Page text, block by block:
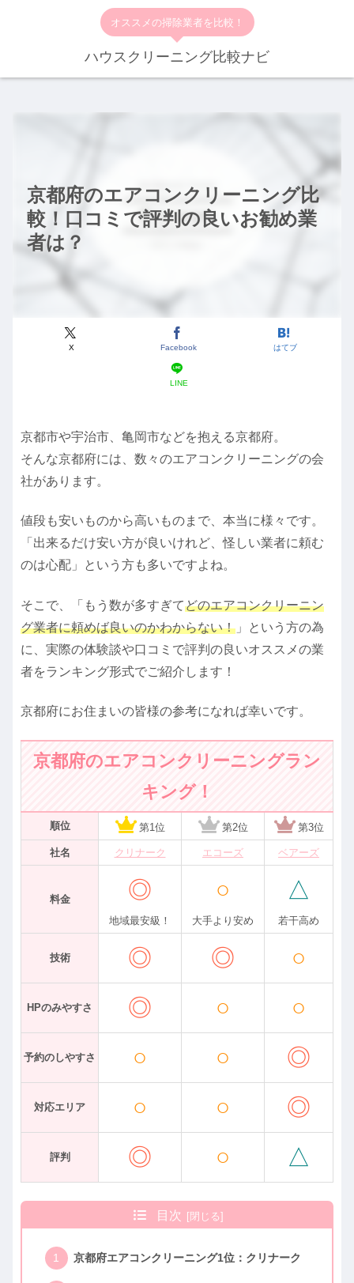
オススメの掃除業者を比較！
ハウスクリーニング比較ナビ
京都府のエアコンクリーニング比
較！口コミで評判の良いお勧め業
者は？
X Facebook はてブ
LINE
京都市や宇治市、亀岡市などを抱える京都府。
そんな京都府には、数々のエアコンクリーニングの会
社があります。
値段も安いものから高いものまで、本当に様々です。
「出来るだけ安い方が良いけれど、怪しい業者に頼む
のは心配」という方も多いですよね。
そこで、「もう数が多すぎてどのエアコンクリーニン
グ業者に頼めば良いのかわからない！ 」という方の為
に、実際の体験談や口コミで評判の良いオススメの業
者をランキング形式でご紹介します！
京都府にお住まいの皆様の参考になれば幸いです。
京都府のエアコンクリーニングラン
キング！
順位 第1位 第2位 第3位
社名 クリナーク エコーズ ベアーズ
料金 ◎
地域最安級！
○
大手より安め
△
若干高め
技術 ◎ ◎ ○
HPのみやすさ ◎ ○ ○
予約のしやすさ ○ ○ ◎
対応エリア ○ ○ ◎
評判 ◎ ○ △
目次
京都府エアコンクリーニング1位：クリナーク